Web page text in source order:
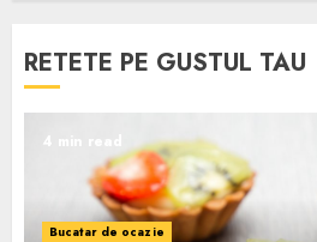
RETETE PE GUSTUL TAU
4 min read
Bucatar de ocazie